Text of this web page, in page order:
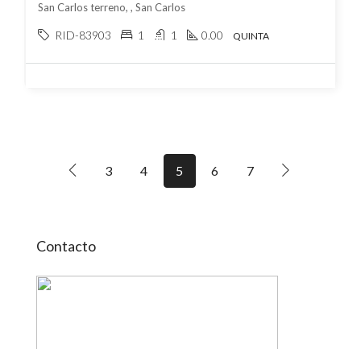
San Carlos terreno, , San Carlos
RID-83903 1 1 0.00 QUINTA
3 4 5 6 7
Contacto